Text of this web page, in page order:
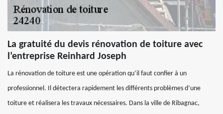
La gratuité du devis rénovation de toiture avec
l’entreprise Reinhard Joseph
La rénovation de toiture est une opération qu’il faut confier à un
professionnel. Il détectera rapidement les différents problèmes d’une
toiture et réalisera les travaux nécessaires. Dans la ville de Ribagnac,